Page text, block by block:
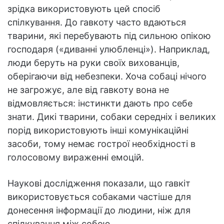
зрідка використовують цей спосіб
спілкування. До гавкоту часто вдаються
тварини, які перебувають під сильною опікою
господаря («диванні улюбленці»). Наприклад,
люди беруть на руки своїх вихованців,
оберігаючи від небезпеки. Хоча собаці нічого
не загрожує, але від гавкоту вона не
відмовляється: інстинкти дають про себе
знати. Дикі тварини, собаки середніх і великих
порід використовують інші комунікаційні
засоби, тому немає гострої необхідності в
голосовому вираженні емоцій.
Наукові дослідження показали, що гавкіт
використовується собаками частіше для
донесення інформації до людини, ніж для